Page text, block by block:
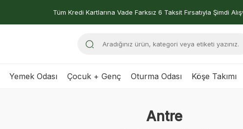
Tüm Kredi Kartlarına Vade Farksız 6 Taksit Fırsatıyla Şimdi
Yemek Odası Çocuk + Genç Oturma Odası Köşe Takımı
Antre